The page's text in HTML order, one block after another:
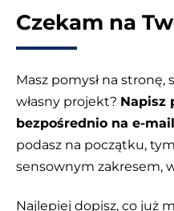
Czekam na
Masz pomysł na stronę,
własny projekt? Napisz
bezpośrednio na e-
podasz na początku,
sensownym zakresem,
Najlepiej dopisz, co już